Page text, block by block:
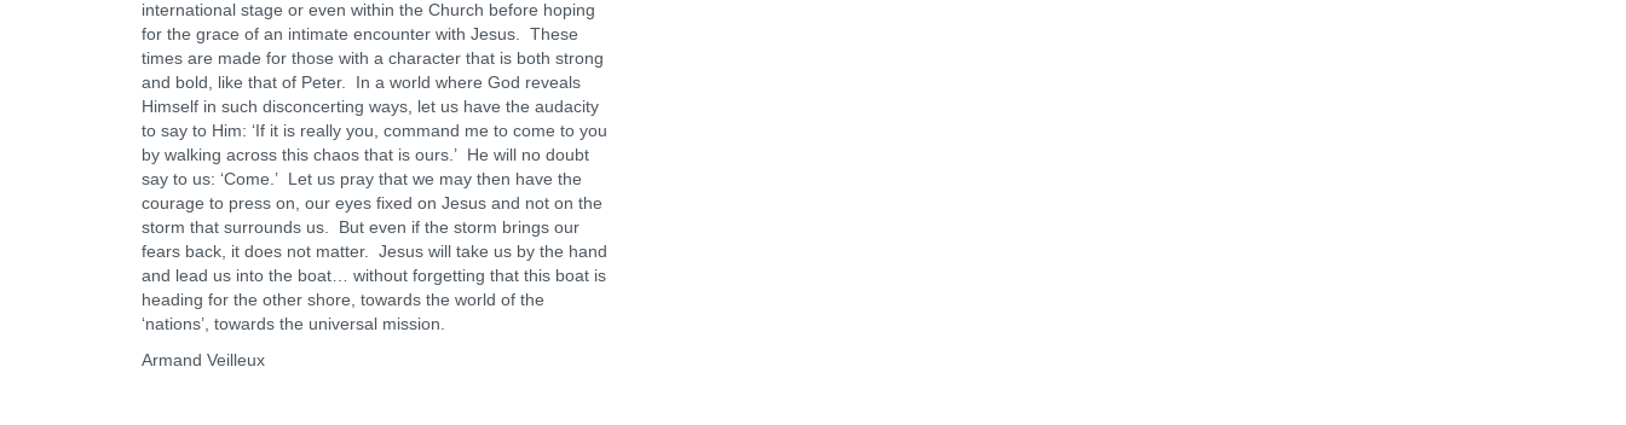
international stage or even within the Church before hoping
for the grace of an intimate encounter with Jesus. These
times are made for those with a character that is both strong
and bold, like that of Peter. In a world where God reveals
Himself in such disconcerting ways, let us have the audacity
to say to Him: ‘If it is really you, command me to come to you
by walking across this chaos that is ours.’ He will no doubt
say to us: ‘Come.’ Let us pray that we may then have the
courage to press on, our eyes fixed on Jesus and not on the
storm that surrounds us. But even if the storm brings our
fears back, it does not matter. Jesus will take us by the hand
and lead us into the boat… without forgetting that this boat is
heading for the other shore, towards the world of the
‘nations’, towards the universal mission.
Armand Veilleux